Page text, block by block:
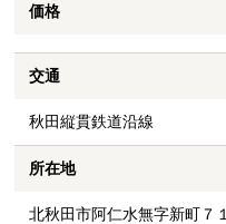
価格
交通
秋田縦貫鉄道沿線
所在地
北秋田市阿仁水無字新町７１